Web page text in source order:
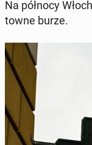
Na północy
tow­ne burze.